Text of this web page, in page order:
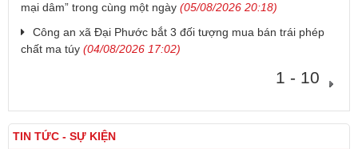
mại dâm” trong cùng một ngày (05/08/2026 20:18)
Công an xã Đại Phước bắt 3 đối tượng mua bán trái phép
chất ma túy (04/08/2026 17:02)
1 - 10
TIN TỨC - SỰ KIỆN